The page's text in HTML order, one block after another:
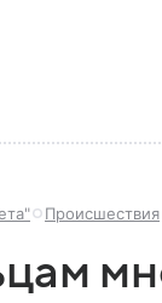
Происшествия